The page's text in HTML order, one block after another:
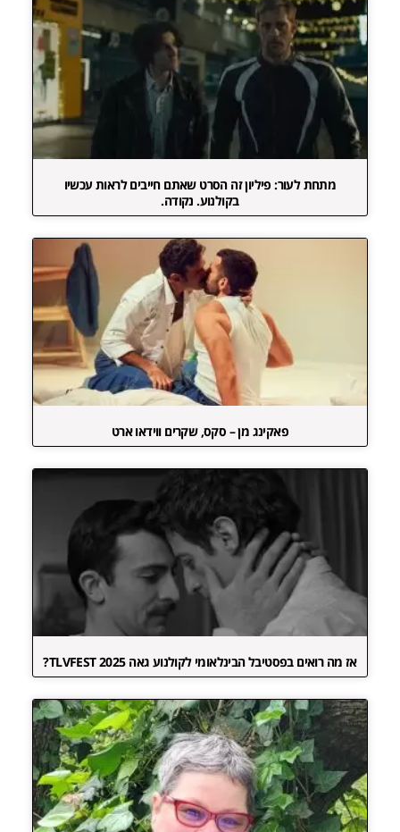
מתחת לעור: פיליון זה הסרט שאתם חייבים לראות עכשיו
בקולנוע. נקודה.
פאקינג מן – סקס, שקרים ווידאו ארט
אז מה רואים בפסטיבל הבינלאומי לקולנוע גאה TLVFEST 2025?